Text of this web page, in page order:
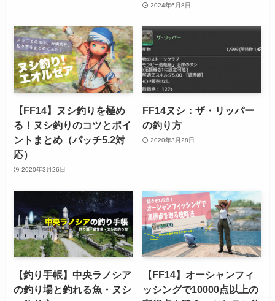
2024年6月8日
【FF14】ヌシ釣りを極め
る！ヌシ釣りのコツとポイ
ントまとめ（パッチ5.2対
応）
2020年3月26日
FF14ヌシ：ザ・リッパー
の釣り方
2020年3月28日
【釣り手帳】中央ラノシア
の釣り場と釣れる魚・ヌシ
【FF14】オーシャンフィ
ッシングで10000点以上の